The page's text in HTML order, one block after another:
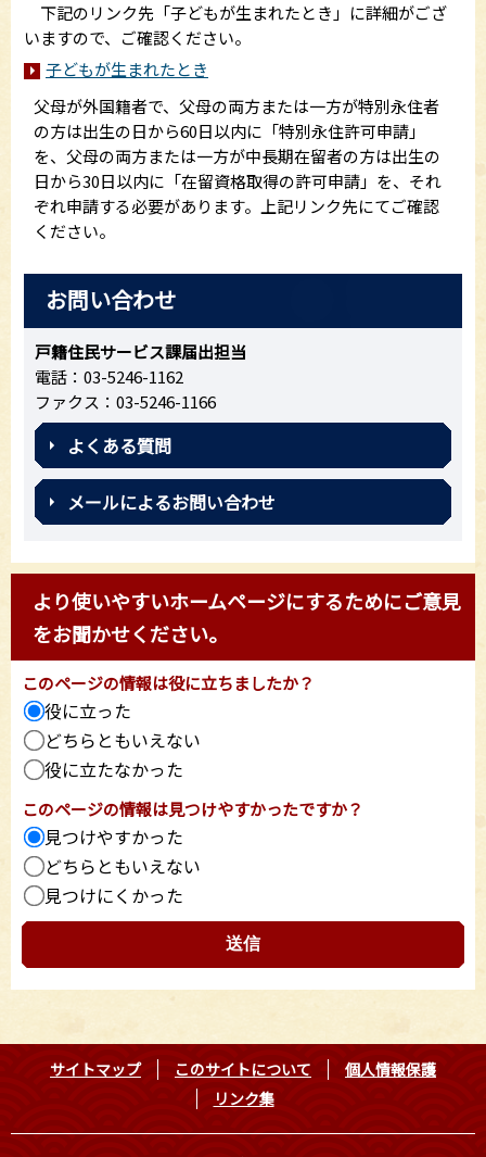
下記のリンク先「子どもが生まれたとき」に詳細がござ
いますので、ご確認ください。
子どもが生まれたとき
父母が外国籍者で、父母の両方または一方が特別永住者
の方は出生の日から60日以内に「特別永住許可申請」
を、父母の両方または一方が中長期在留者の方は出生の
日から30日以内に「在留資格取得の許可申請」を、それ
ぞれ申請する必要があります。上記リンク先にてご確認
ください。
お問い合わせ
戸籍住民サービス課届出担当
電話：03-5246-1162
ファクス：03-5246-1166
よくある質問
メールによるお問い合わせ
より使いやすいホームページにするためにご意見
をお聞かせください。
このページの情報は役に立ちましたか？
役に立った
どちらともいえない
役に立たなかった
このページの情報は見つけやすかったですか？
見つけやすかった
どちらともいえない
見つけにくかった
サイトマップ このサイトについて
個人情報保護
リンク集